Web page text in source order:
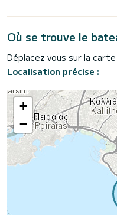
Où se trouve le
Déplacez vous sur la
Localisation précise :
+
−